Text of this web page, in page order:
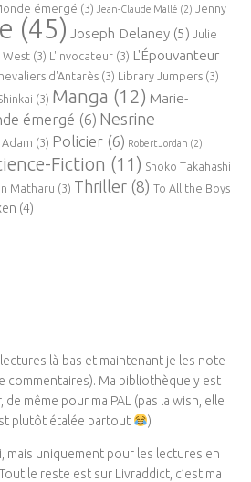
émergé (3) Jean-Claude Mallé (2)
Jenny
(45) Joseph Delaney (5) Julie
West (3) L'invocateur (3) L'Épouvanteur
d'Antarès (3) Library Jumpers (3)
(3) Manga (12) Marie-
émergé (6) Nesrine
(3) Policier (6) Robert Jordan (2)
Fiction (11) Shoko Takahashi
Matharu (3) Thriller (8) To All the Boys
(4)
là-bas et maintenant je les note
commentaires). Ma bibliothèque y est
même pour ma PAL (pas la wish, elle
plutôt étalée partout
)
mais uniquement pour les lectures en
le reste est sur Livraddict, c’est ma